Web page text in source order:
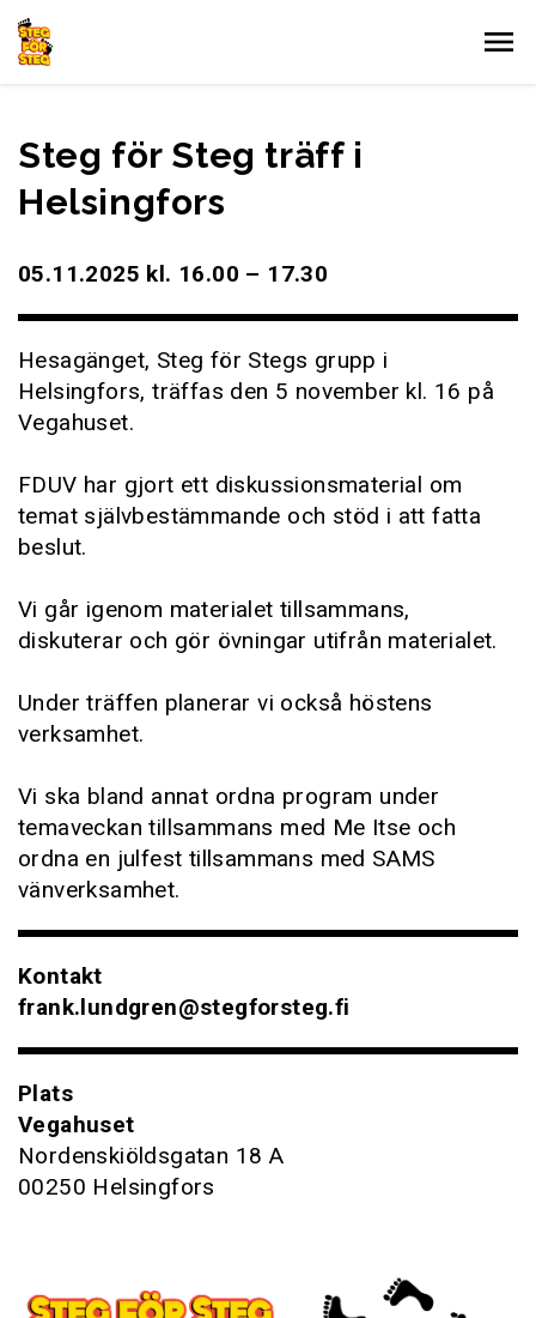
Gå till innehållet
Steg för Steg träff i
Helsingfors
05.11.2025 kl. 16.00 – 17.30
Hesagänget, Steg för Stegs grupp i
Helsingfors, träffas den 5 november kl. 16 på
Vegahuset.
FDUV har gjort ett diskussionsmaterial om
temat självbestämmande och stöd i att fatta
beslut.
Vi går igenom materialet tillsammans,
diskuterar och gör övningar utifrån materialet.
Under träffen planerar vi också höstens
verksamhet.
Vi ska bland annat ordna program under
temaveckan tillsammans med Me Itse och
ordna en julfest tillsammans med SAMS
vänverksamhet.
Kontakt
frank.lundgren@stegforsteg.fi
Plats
Vegahuset
Nordenskiöldsgatan 18 A
00250 Helsingfors